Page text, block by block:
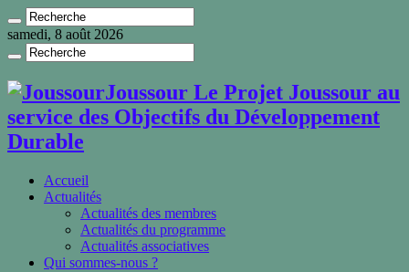
samedi, 8 août 2026
Joussour Le Projet Joussour au
service des Objectifs du Développement
Durable
Accueil
Actualités
Actualités des membres
Actualités du programme
Actualités associatives
Qui sommes-nous ?